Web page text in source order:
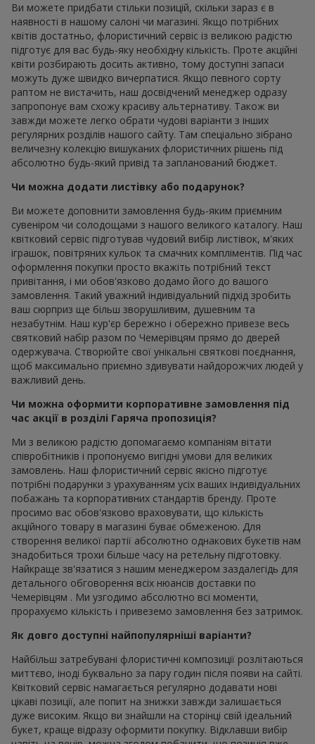
Ви можете придбати стільки позицій, скільки зараз є в
наявності в нашому салоні чи магазині. Якщо потрібних
квітів достатньо, флористичний сервіс із великою радістю
підготує для вас будь-яку необхідну кількість. Проте акційні
квіти розбирають досить активно, тому доступні запаси
можуть дуже швидко вичерпатися. Якщо певного сорту
раптом не вистачить, наш досвідчений менеджер одразу
запропонує вам схожу красиву альтернативу. Також ви
завжди можете легко обрати чудові варіанти з інших
регулярних розділів нашого сайту. Там спеціально зібрано
величезну колекцію вишуканих флористичних рішень під
абсолютно будь-який привід та запланований бюджет.
Чи можна додати листівку або подарунок?
Ви можете доповнити замовлення будь-яким приємним
сувеніром чи солодощами з нашого великого каталогу. Наш
квітковий сервіс підготував чудовий вибір листівок, м'яких
іграшок, повітряних кульок та смачних компліментів. Під час
оформлення покупки просто вкажіть потрібний текст
привітання, і ми обов'язково додамо його до вашого
замовлення. Такий уважний індивідуальний підхід зробить
ваш сюрприз ще більш зворушливим, душевним та
незабутнім. Наш кур'єр бережно і обережно привезе весь
святковий набір разом по Чемерівцям прямо до дверей
одержувача. Створюйте свої унікальні святкові поєднання,
щоб максимально приємно здивувати найдорожчих людей у
важливий день.
Чи можна оформити корпоративне замовлення під
час акції в розділі Гаряча пропозиція?
Ми з великою радістю допомагаємо компаніям вітати
співробітників і пропонуємо вигідні умови для великих
замовлень. Наш флористичний сервіс якісно підготує
потрібні подарунки з урахуванням усіх ваших індивідуальних
побажань та корпоративних стандартів бренду. Проте
просимо вас обов'язково враховувати, що кількість
акційного товару в магазині буває обмеженою. Для
створення великої партії абсолютно однакових букетів нам
знадобиться трохи більше часу на ретельну підготовку.
Найкраще зв'язатися з нашим менеджером заздалегідь для
детального обговорення всіх нюансів доставки по
Чемерівцям . Ми узгодимо абсолютно всі моменти,
прорахуємо кількість і привеземо замовлення без затримок.
Як довго доступні найпопулярніші варіанти?
Найбільш затребувані флористичні композиції розлітаються
миттєво, іноді буквально за пару годин після появи на сайті.
Квітковий сервіс намагається регулярно додавати нові
цікаві позиції, але попит на знижки завжди залишається
дуже високим. Якщо ви знайшли на сторінці свій ідеальний
букет, краще відразу оформити покупку. Відклавши вибір